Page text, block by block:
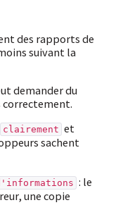
des rapports de
suivant la
demander du
correctement.
clairement et
sachent
: le
une copie